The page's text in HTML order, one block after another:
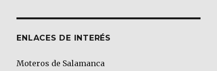
ENLACES DE INTERÉS
Moteros de Salamanca